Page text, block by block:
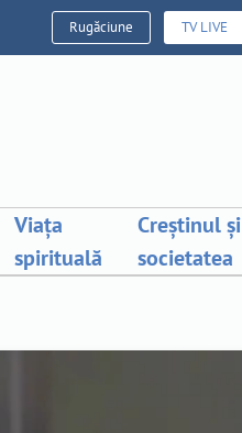
Rugăciune TV LIVE
Viața
spirituală
Creștinul și
societatea